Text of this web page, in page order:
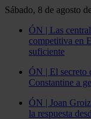
Sábado, 8 de agosto
ÓN | Las
competitiva en
suficiente
ÓN | El secreto
Constantine a
ÓN | Joan
la respuesta